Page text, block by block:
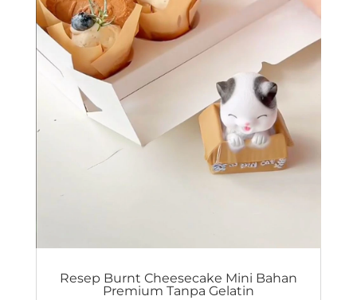
Resep Burnt Cheesecake Mini Bahan
Premium Tanpa Gelatin